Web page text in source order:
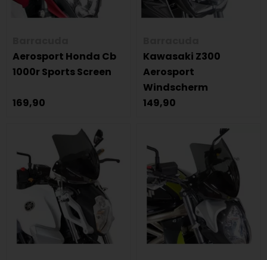
Aerosport Honda Cb
1000r Sports Screen
169,90
Kawasaki Z300
Aerosport
Windscherm
149,90